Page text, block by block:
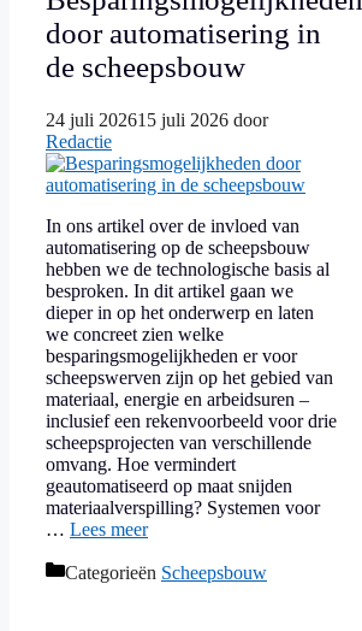
door automatisering in
de scheepsbouw
24 juli 202615 juli 2026 door
Redactie
In ons artikel over de invloed van
automatisering op de scheepsbouw
hebben we de technologische basis al
besproken. In dit artikel gaan we
dieper in op het onderwerp en laten
we concreet zien welke
besparingsmogelijkheden er voor
scheepswerven zijn op het gebied van
materiaal, energie en arbeidsuren –
inclusief een rekenvoorbeeld voor drie
scheepsprojecten van verschillende
omvang. Hoe vermindert
geautomatiseerd op maat snijden
materiaalverspilling? Systemen voor
… Lees meer
Categorieën Scheepsbouw